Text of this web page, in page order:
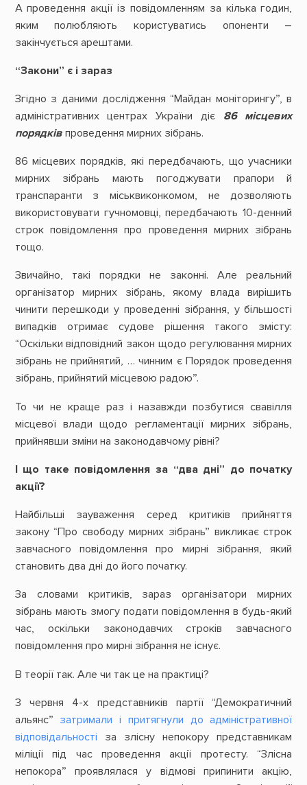
А проведення акції із повідомленням за кілька годин,
яким полюбляють користуватись опоненти –
закінчується арештами.
“Закони” є і зараз
Згідно з даними дослідження “Майдан моніторингу”, в
адміністративних центрах України діє 86 місцевих
порядківпроведення мирних зібрань.
86 місцевих порядків, які передбачають, що учасники
мирних зібрань мають погоджувати прапори й
транспаранти з міськвиконкомом, не дозволяють
використовувати гучномовці, передбачають 10-денний
строк повідомлення про проведення мирних зібрань
тощо.
Звичайно, такі порядки не законні. Але реальний
організатор мирних зібрань, якому влада вирішить
чинити перешкоди у проведенні зібрання, у більшості
випадків отримає судове рішення такого змісту:
“Оскільки відповідний закон щодо регулювання мирних
зібрань не прийнятий, … чинним є Порядок проведення
зібрань, прийнятий місцевою радою”.
То чи не краще раз і назавжди позбутися свавілля
місцевої влади щодо регламентації мирних зібрань,
прийнявши зміни на законодавчому рівні?
І що таке повідомлення за “два дні” до початку
акції?
Найбільші зауваження серед критиків прийняття
закону “Про свободу мирних зібрань” викликає строк
завчасного повідомлення про мирні зібрання, який
становить два дні до його початку.
За словами критиків, зараз організатори мирних
зібрань мають змогу подати повідомлення в будь-який
час, оскільки законодавчих строків завчасного
повідомлення про мирні зібрання не існує.
В теорії так. Але чи так це на практиці?
3 червня 4-х представників партії “Демократичний
альянс” затримали і притягнули до адміністративної
відповідальності за злісну непокору представникам
міліції під час проведення акції протесту. “Злісна
непокора” проявлялася у відмові припинити акцію,